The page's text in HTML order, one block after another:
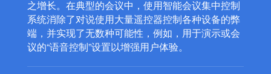
的观影效果。
查看详情